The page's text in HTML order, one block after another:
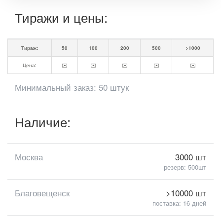
Тиражи и цены:
Тираж: 50 100 200 500 >1000
Цена: ✉️ ✉️ ✉️ ✉️ ✉️
Минимальный заказ: 50 штук
Наличие:
Москва 3000 шт
резерв: 500шт
Благовещенск >10000 шт
поставка: 16 дней